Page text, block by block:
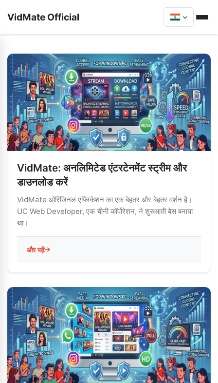
VidMate Official
VidMate: अनलिमिटेड एंटरटेनमेंट स्ट्रीम और
डाउनलोड करें
VidMate ओरिजिनल एप्लिकेशन का एक बेहतर और बेहतर वर्शन है।
UC Web Developer, एक चीनी कॉर्पोरेशन, ने शुरुआती बेस बनाया
था।
और पढ़ें